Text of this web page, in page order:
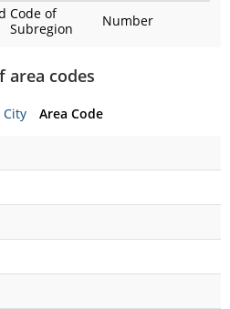
Code of
Subregion
Number
area codes
City Area Code